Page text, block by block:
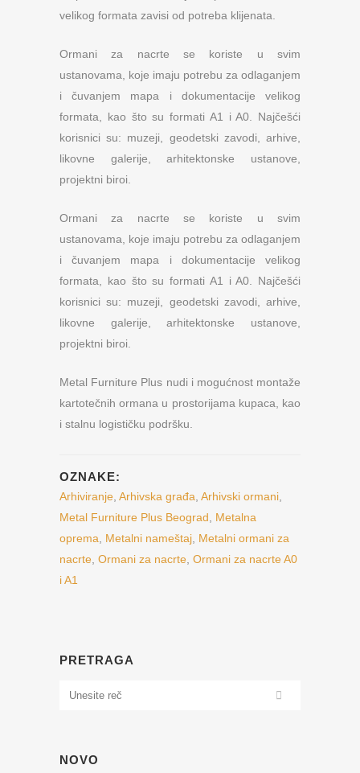
velikog formata zavisi od potreba klijenata.
Ormani za nacrte se koriste u svim
ustanovama, koje imaju potrebu za odlaganjem
i čuvanjem mapa i dokumentacije velikog
formata, kao što su formati A1 i A0. Najčešći
korisnici su: muzeji, geodetski zavodi, arhive,
likovne galerije, arhitektonske ustanove,
projektni biroi.
Ormani za nacrte se koriste u svim
ustanovama, koje imaju potrebu za odlaganjem
i čuvanjem mapa i dokumentacije velikog
formata, kao što su formati A1 i A0. Najčešći
korisnici su: muzeji, geodetski zavodi, arhive,
likovne galerije, arhitektonske ustanove,
projektni biroi.
Metal Furniture Plus nudi i mogućnost montaže
kartotečnih ormana u prostorijama kupaca, kao
i stalnu logističku podršku.
OZNAKE:
Arhiviranje Arhivska građa Arhivski ormani
Metal Furniture Plus Beograd
Metalna
oprema
Metalni nameštaj Metalni ormani za
nacrte Ormani za nacrte Ormani za nacrte A0
i A1
PRETRAGA
NOVO